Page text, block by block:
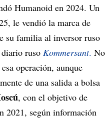
Humanoid en 2024. Un
le vendió la marca de
su familia al inversor ruso
ruso Kommersant. No
operación, aunque
de una salida a bolsa
, con el objetivo de
2021, según información